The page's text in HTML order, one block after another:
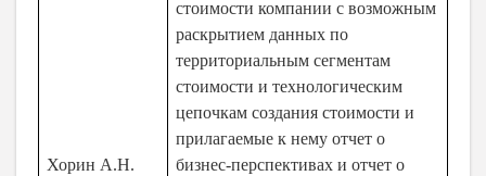
Хорин А.Н.
стоимости компании с возможным
раскрытием данных по
территориальным сегментам
стоимости и технологическим
цепочкам создания стоимости и
прилагаемые к нему отчет о
бизнес-перспективах и отчет о